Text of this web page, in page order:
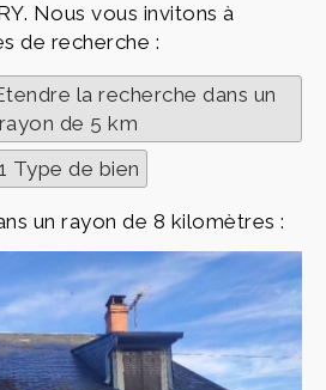
Nous vous invitons à
de recherche :
la recherche dans un
rayon de 5 km
Type de bien
un rayon de 8 kilomètres :